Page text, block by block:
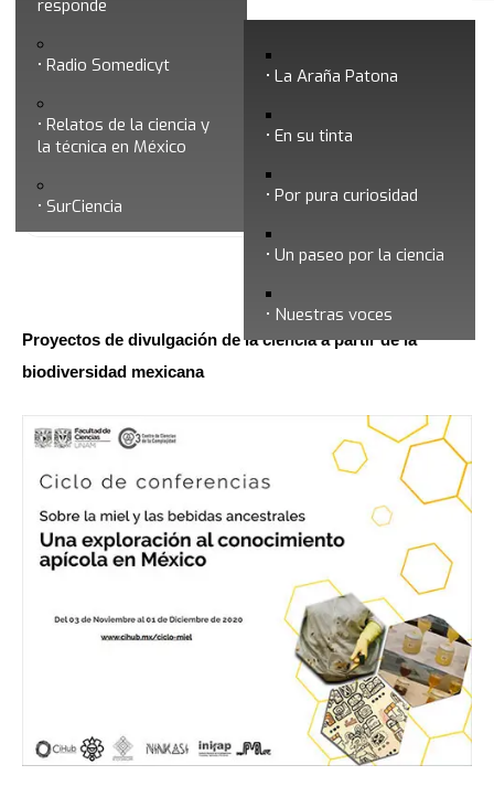
responde
Radio Somedicyt La Araña Patona
En su tinta
Por pura curiosidad
Un paseo por la ciencia
Nuestras voces
Relatos de la ciencia y
la técnica en México
SurCiencia
Proyectos de divulgación de la ciencia a
partir de la biodiversidad mexicana
Proyectos de divulgación de la ciencia a partir de la
biodiversidad mexicana